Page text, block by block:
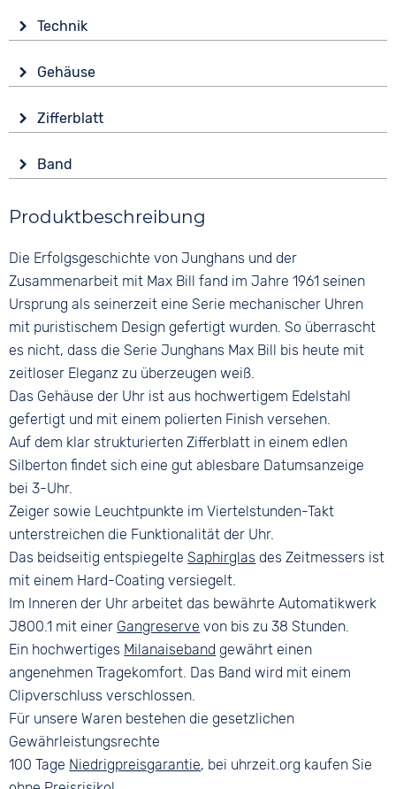
Technik
Automatik
Funktionen
Datumsanzeige
Wasserdicht
Gehäuse
Saphirglas
Form
Rund
Material
Farbe
Silber
Zifferblatt
Analog
Weiß
Ziffern
Keine
Band
Silber
Material
Edelstahl
Bandschließe
Clipverschluss
Produktbeschreibung
Die Erfolgsgeschichte von Junghans und der
Zusammenarbeit mit Max Bill fand im Jahre 1961 seinen
Ursprung als seinerzeit eine Serie mechanischer Uhren
mit puristischem Design gefertigt wurden. So überrascht
es nicht, dass die Serie Junghans Max Bill bis heute mit
zeitloser Eleganz zu überzeugen weiß.
Das Gehäuse der Uhr ist aus hochwertigem Edelstahl
gefertigt und mit einem polierten Finish versehen.
Auf dem klar strukturierten Zifferblatt in einem edlen
Silberton findet sich eine gut ablesbare Datumsanzeige
bei 3-Uhr.
Zeiger sowie Leuchtpunkte im Viertelstunden-Takt
unterstreichen die Funktionalität der Uhr.
Das beidseitig entspiegelteSaphirglas des Zeitmessers ist
mit einem Hard-Coating versiegelt.
Im Inneren der Uhr arbeitet das bewährte Automatikwerk
J800.1 mit einer Gangreserve von bis zu 38 Stunden.
Ein hochwertiges Milanaiseband gewährt einen
angenehmen Tragekomfort. Das Band wird mit einem
Clipverschluss verschlossen.
Für unsere Waren bestehen die gesetzlichen
Gewährleistungsrechte
100 Tage Niedrigpreisgarantie, bei uhrzeit.org kaufen Sie